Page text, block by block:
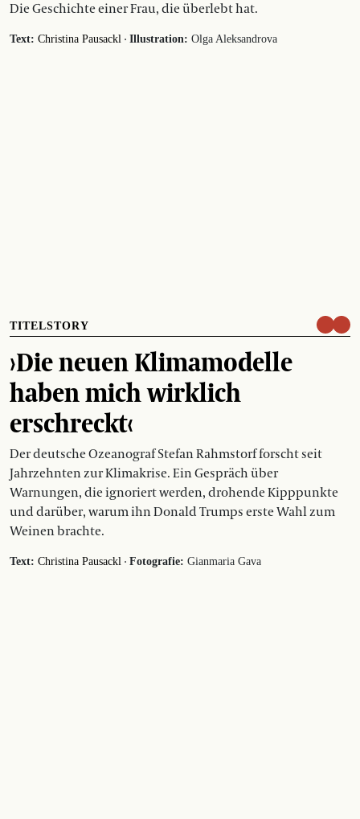
Die Geschichte einer Frau, die überlebt hat.
Text: Christina Pausackl · Illustration: Olga Aleksandrova
TITELSTORY
›Die neuen Klimamodelle
haben mich wirklich
erschreckt‹
Der deutsche Ozeanograf Stefan Rahmstorf forscht seit
Jahrzehnten zur Klimakrise. Ein Gespräch über
Warnungen, die ignoriert werden, drohende Kipppunkte
und darüber, warum ihn Donald Trumps erste Wahl zum
Weinen brachte.
Text: Christina Pausackl · Fotografie: Gianmaria Gava